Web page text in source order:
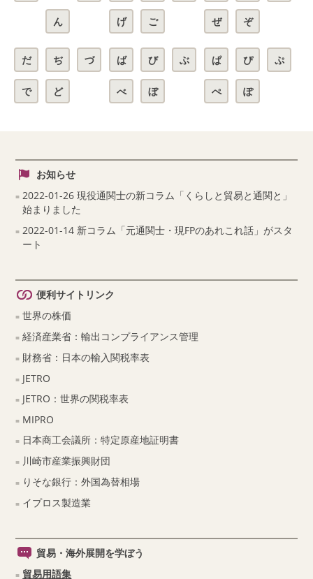
ん げ ご ぜ ぞ
だ ぢ づ
で ど
ば び ぶ
べ ぼ
ぱ ぴ ぷ
ぺ ぽ
お知らせ
2022-01-26 現役通関士の新コラム「くらしと貿易と通関と」
始まりました
2022-01-14 新コラム「元通関士・現FPのあれこれ話」がスタ
ート
便利サイトリンク
世界の株価
経済産業省：輸出コンプライアンス管理
財務省：日本の輸入関税率表
JETRO
JETRO：世界の関税率表
MIPRO
日本商工会議所：特定原産地証明書
川崎市産業振興財団
りそな銀行：外国為替相場
イプロス製造業
貿易・海外展開を学ぼう
貿易用語集